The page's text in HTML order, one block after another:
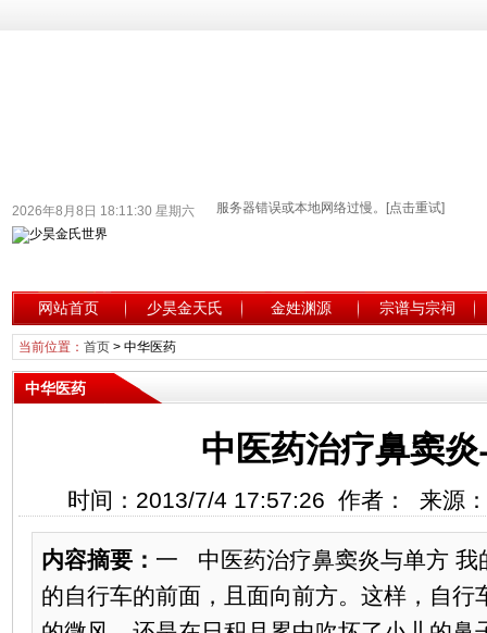
2026年8月8日 18:11:31 星期六
网站首页 少昊金天氏 金姓渊源 宗谱与宗祠
当前位置： 首页> 中华医药
中华医药
中医药治疗鼻窦
时间：2013/7/4 17:57:26 作者： 来源
内容摘要： 一 中医药治疗鼻窦炎与单方 我
的自行车的前面，且面向前方。这样，自行